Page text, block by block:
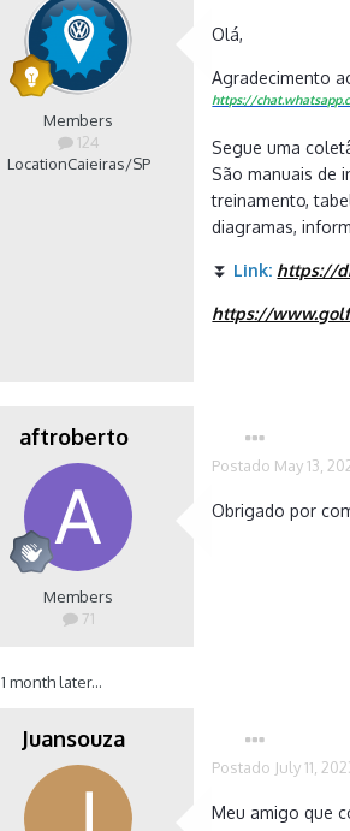
Members
124
LocationCaieiras/SP
Olá,
Agradecimento
https://
Segue uma
São manuais de
treinamento,
diagramas,
⏬ Link: https://
https://
aftroberto
Members
71
Postado May 13,
Obrigado por
1 month later...
Juansouza
Postado July 11,
Meu amigo que